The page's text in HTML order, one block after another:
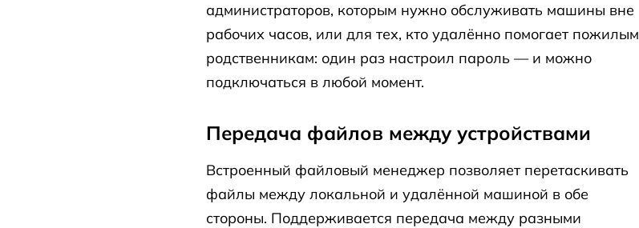
администраторов, которым нужно обслуживать машины вне
рабочих часов, или для тех, кто удалённо помогает пожилым
родственникам: один раз настроил пароль — и можно
подключаться в любой момент.
Передача файлов между устройствами
Встроенный файловый менеджер позволяет перетаскивать
файлы между локальной и удалённой машиной в обе
стороны. Поддерживается передача между разными